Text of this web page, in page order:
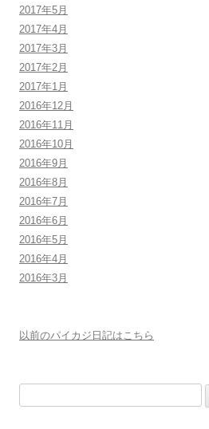
2017年5月
2017年4月
2017年3月
2017年2月
2017年1月
2016年12月
2016年11月
2016年10月
2016年9月
2016年8月
2016年7月
2016年6月
2016年5月
2016年4月
2016年3月
以前のパイカジ日記はこちら
索: